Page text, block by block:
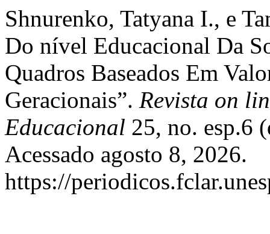
Shnurenko, Tatyana I., e
Do nível Educacional Da
Quadros Baseados Em
Geracionais”. Revista on
Educacional 25, no. esp.6
Acessado agosto 8, 2026.
https://